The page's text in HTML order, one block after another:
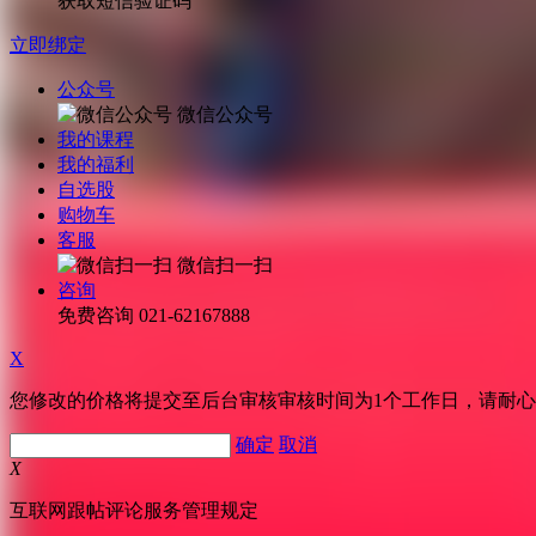
立即绑定
公众号
微信公众号
我的课程
我的福利
自选股
购物车
客服
微信扫一扫
咨询
免费咨询 021-62167888
X
您修改的价格将提交至后台审核审核时间为1个工作日，请耐
确定 取消
X
互联网跟帖评论服务管理规定